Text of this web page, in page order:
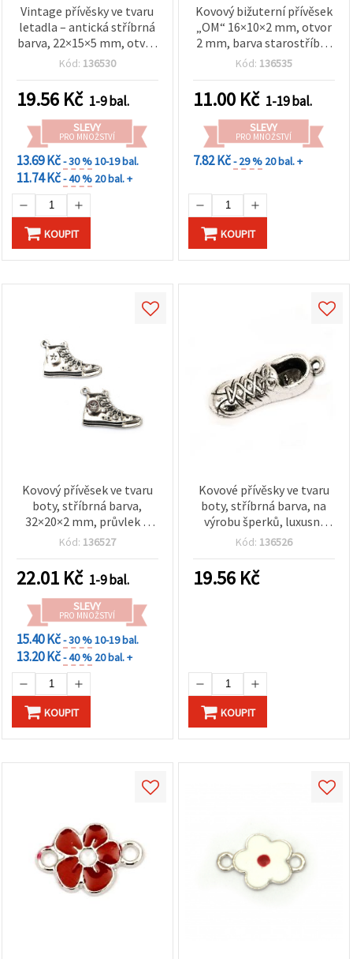
Vintage přívěsky ve tvaru
letadla – antická stříbrná
barva, 22×15×5 mm, otvor
2 mm – balení 10 ks pro
Kód: 136530
19.56 Kč 1-9 bal.
SLEVY
PRO MNOŽSTVÍ
13.69 Kč- 30 %10-19 bal.
11.74 Kč- 40 % 20 bal. +
KOUPIT
Kovový bižuterní přívěsek
„OM“ 16×10×2 mm, otvor
2 mm, barva starostříbra
– balení 10 ks
Kód: 136535
11.00 Kč 1-19 bal.
SLEVY
PRO MNOŽSTVÍ
7.82 Kč- 29 % 20 bal. +
KOUPIT
Kovový přívěsek ve tvaru
boty, stříbrná barva,
32×20×2 mm, průvlek 2
mm – 5 ks
Kód: 136527
22.01 Kč 1-9 bal.
SLEVY
PRO MNOŽSTVÍ
15.40 Kč- 30 %10-19 bal.
13.20 Kč- 40 % 20 bal. +
KOUPIT
Kovové přívěsky ve tvaru
boty, stříbrná barva, na
výrobu šperků, luxusní
styl, 27x9x7 mm, průvlek
Kód: 136526
19.56 Kč
KOUPIT